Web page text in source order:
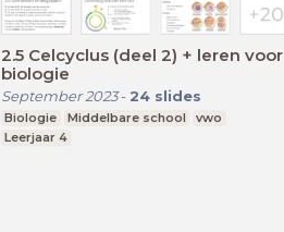
2.5 Celcyclus (deel 2) + leren voor
biologie
September 2023- 24 slides
Biologie Middelbare school
vwo
Leerjaar 4